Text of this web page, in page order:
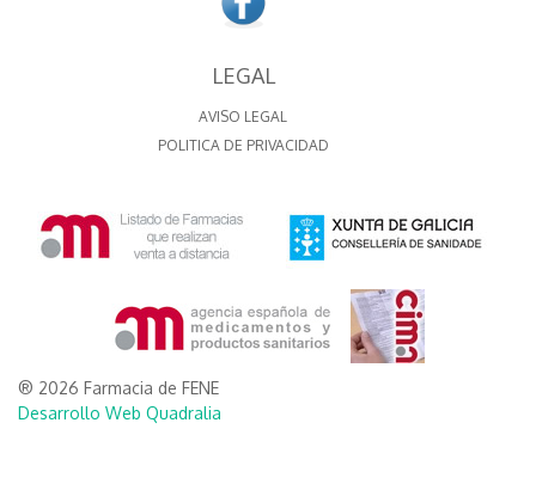
LEGAL
AVISO LEGAL
POLITICA DE PRIVACIDAD
® 2026 Farmacia de FENE
Desarrollo Web Quadralia